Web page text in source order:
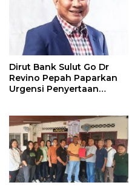
Dirut Bank Sulut Go Dr
Revino Pepah Paparkan
Urgensi Penyertaan